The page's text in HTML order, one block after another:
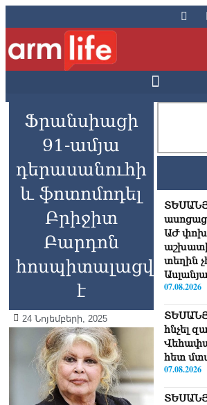
Ֆրանսիացի
91-ամյա
դերասանուհի
և ֆոտոմոդել
Բրիջիտ
Բարդոն
հոսպիտալացվել
է
24 Նոյեմբերի, 2025
ԱԺ
տեղին
07.08.2026
հնչել
հետ
07.08.2026